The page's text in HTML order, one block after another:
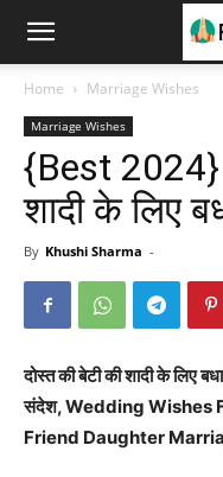
Home Marriage Wishes
Marriage Wishes
{Best 2024}
शादी के लिए
By Khushi Sharma -
दोस्त की बेटी की शादी के लिए
संदेश, Wedding Wishes
Friend Daughter